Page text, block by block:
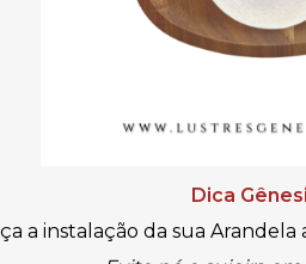
Dica
a instalação da sua